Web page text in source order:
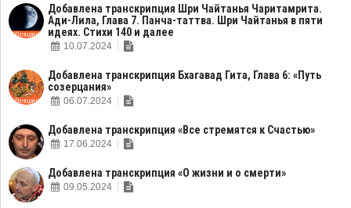
Добавлена транскрипция Шри Чайтанья Чаритамрита.
Ади-Лила, Глава 7. Панча-таттва. Шри Чайтанья в пяти
идеях. Стихи 140 и далее
10.07.2024
Добавлена транскрипция Бхагавад Гита, Глава 6: «Путь
созерцания»
06.07.2024
Добавлена транскрипция «Все стремятся к Счастью»
17.06.2024
Добавлена транскрипция «О жизни и о смерти»
09.05.2024